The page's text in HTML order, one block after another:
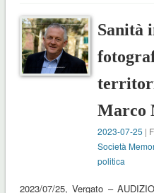
Sanità
Marco
2023-07-25 |
Società
politica
2023/07/25, Vergato –